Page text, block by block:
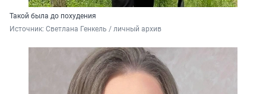
Такой была до похудения
Источник: Светлана Генкель / личный архив